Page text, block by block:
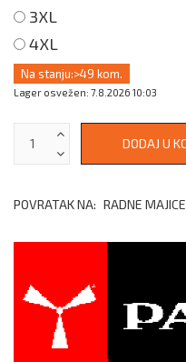
3XL
4XL
Na stanju:>49 kom.
Lager osvežen: 7.8.2026 10:03
POVRATAK NA: RADNE MAJICE